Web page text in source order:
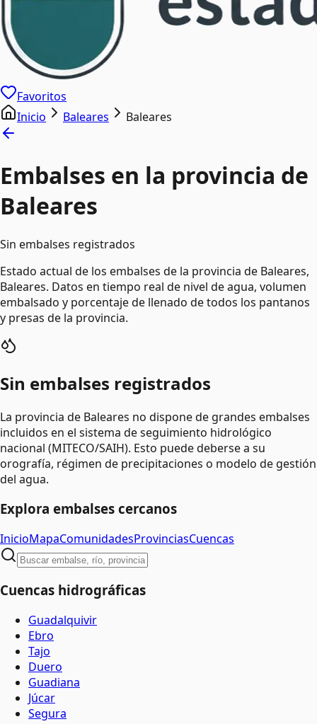
Favoritos
Inicio
Baleares Baleares
Embalses en la provincia de
Baleares
Sin embalses registrados
Estado actual de los embalses de la provincia de Baleares,
Baleares. Datos en tiempo real de nivel de agua, volumen
embalsado y porcentaje de llenado de todos los pantanos
y presas de la provincia.
Sin embalses registrados
La provincia de Baleares no dispone de grandes embalses
incluidos en el sistema de seguimiento hidrológico
nacional (MITECO/SAIH). Esto puede deberse a su
orografía, régimen de precipitaciones o modelo de gestión
del agua.
Explora embalses cercanos
InicioMapaComunidadesProvinciasCuencas
Cuencas hidrográficas
Guadalquivir
Ebro
Tajo
Duero
Guadiana
Júcar
Segura